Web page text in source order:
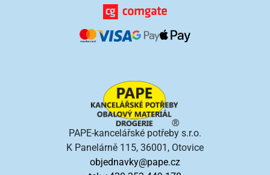
PAPE-kancelářské potřeby s.r.o.
K Panelárně 115, 36001, Otovice
objednavky@pape.cz